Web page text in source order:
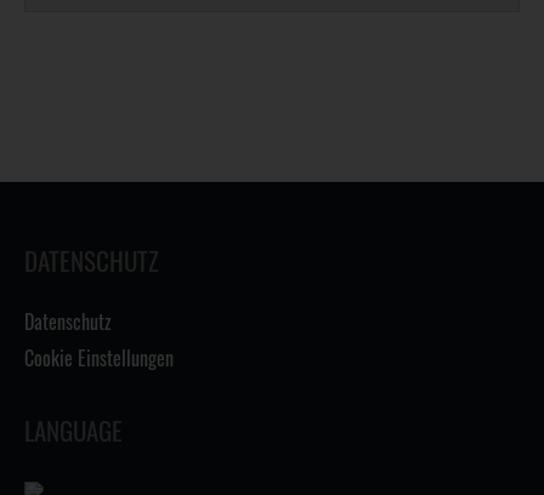
DATENSCHUTZ
Datenschutz
Cookie Einstellungen
LANGUAGE